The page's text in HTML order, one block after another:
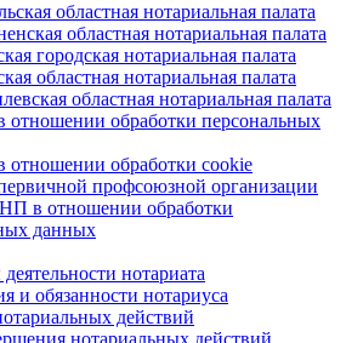
областная нотариальная палата
областная нотариальная палата
городская нотариальная палата
областная нотариальная палата
областная нотариальная палата
отношении обработки персональных
отношении обработки cookie
профсоюзной организации
в отношении обработки
данных
нотариата
и обязанности нотариуса
действий